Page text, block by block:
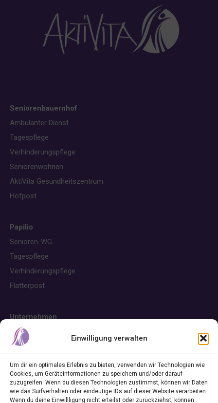
Einwilligung verwalten
Um dir ein optimales Erlebnis zu bieten, verwenden wir Technologien wie
Cookies, um Geräteinformationen zu speichern und/oder darauf
zuzugreifen. Wenn du diesen Technologien zustimmst, können wir Daten
wie das Surfverhalten oder eindeutige IDs auf dieser Website verarbeiten.
Wenn du deine Einwillligung nicht erteilst oder zurückziehst, können
Seniorenbauernhof
Ambulanter Dienst
Tagespflege
Verhinderungspflege
Seniorenwohnen
AktiVita Gesundheitszentrum
Hofpost
Papilio
Senioren-WG
Tagespflege
Verhinderungspflege
Flatterpost
Unternehmen
Über uns
Karriere
Hilfe & Kontakt